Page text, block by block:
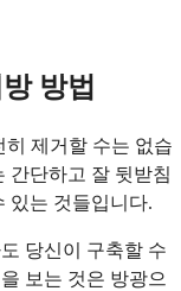
방법
제거할 수는 없습
간단하고 잘 뒷받침
있는 것들입니다.
당신이 구축할 수
보는 것은 방광으